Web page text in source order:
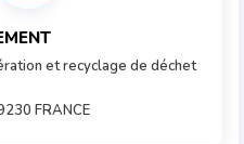
et recyclage de déchet
FRANCE